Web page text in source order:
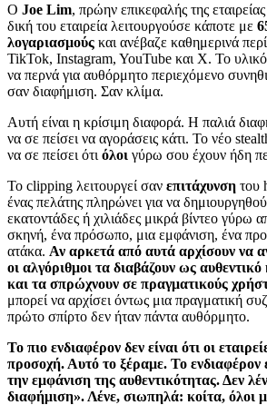
Ο Joe Lim, πρώην επικεφαλής της εταιρείας
δική του εταιρεία λειτουργούσε κάποτε με
λογαριασμούς και ανέβαζε καθημερινά
TikTok, Instagram, YouTube και X. Το
να περνά για αυθόρμητο περιεχόμενο
σαν διαφήμιση. Σαν κλίμα.
Αυτή είναι η κρίσιμη διαφορά. Η παλιά
να σε πείσει να αγοράσεις κάτι. Το νέο
να σε πείσει ότι όλοι γύρω σου έχουν ήδη
Το clipping λειτουργεί σαν επιτάχυνση του
ένας πελάτης πληρώνει για να
εκατοντάδες ή χιλιάδες μικρά βίντεο γύρω
σκηνή, ένα πρόσωπο, μια εμφάνιση, ένα
ατάκα. Αν αρκετά από αυτά αρχίσουν να
οι αλγόριθμοι τα διαβάζουν ως
και τα σπρώχνουν σε πραγματικούς
μπορεί να αρχίσει όντως μια πραγματική
πρώτο σπίρτο δεν ήταν πάντα αυθόρμητο.
Το πιο ενδιαφέρον δεν είναι ότι οι
προσοχή. Αυτό το ξέραμε. Το ενδιαφέρον
την εμφάνιση της αυθεντικότητας. Δεν
διαφήμιση». Λένε, σιωπηλά: κοίτα, όλοι